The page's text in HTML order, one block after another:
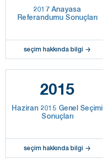
2017 Anayasa
Referandumu Sonuçları
seçim hakkında bilgi
2015
Haziran 2015 Genel Seçimi
Sonuçları
seçim hakkında bilgi